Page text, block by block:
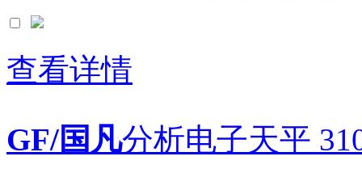
查看详情
GF/国凡分析电子天平